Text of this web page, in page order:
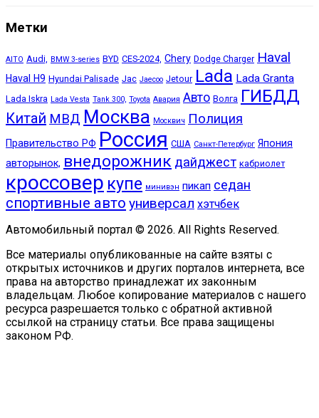
Метки
AITO Audi, BMW 3-series BYD CES-2024, Chery Dodge Charger Haval
Haval H9 Hyundai Palisade Jac Jaecoo Jetour Lada Lada Granta
Lada Iskra Lada Vesta Tank 300, Toyota Авария Авто Волга ГИБДД
Китай МВД Москва Москвич Полиция
Правительство РФ Россия США Санкт-Петербург Япония
авторынок, внедорожник дайджест кабриолет
кроссовер купе минивэн пикап седан
спортивные авто универсал хэтчбек
Автомобильный портал © 2026. All Rights Reserved.
Все материалы опубликованные на сайте взяты с
открытых источников и других порталов интернета, все
права на авторство принадлежат их законным
владельцам. Любое копирование материалов с нашего
ресурса разрешается только с обратной активной
ссылкой на страницу статьи. Все права защищены
законом РФ.